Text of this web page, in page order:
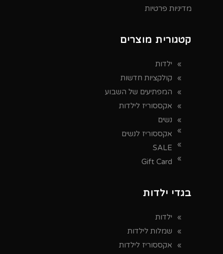
מדיניות פרטיות
קטגורית מוצרים
ילדות
קולקציות חדשות
המפתיעים של השבוע
אקססוריז לילדות
נשים
אקססוריז לנשים
SALE
Gift Card
בגדי ילדות
ילדות
שמלות לילדות
אקססוריז לילדות